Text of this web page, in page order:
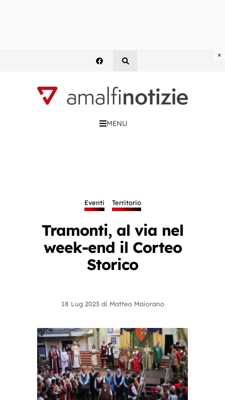
MENU
Eventi Territorio
Tramonti, al via nel
week-end il Corteo
Storico
18 Lug 2023 di Matteo Maiorano
×